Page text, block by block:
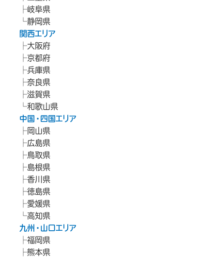
岐阜県
静岡県
関西エリア
大阪府
京都府
兵庫県
奈良県
滋賀県
和歌山県
中国・四国エリア
岡山県
広島県
鳥取県
島根県
香川県
徳島県
愛媛県
高知県
九州・山口エリア
福岡県
熊本県